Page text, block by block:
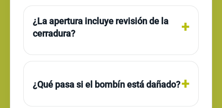
¿La apertura incluye revisión de la
cerradura?
¿Qué pasa si el bombín está dañado?